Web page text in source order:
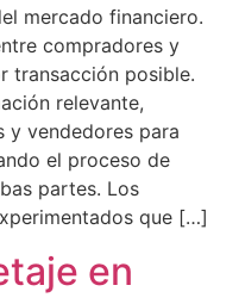
mercado financiero.
compradores y
transacción posible.
relevante,
y vendedores para
el proceso de
partes. Los
que […]
en